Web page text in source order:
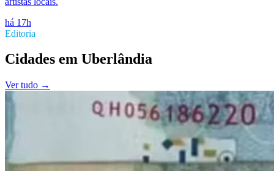
há 17h
Editoria
Cidades em Uberlândia
Ver tudo →